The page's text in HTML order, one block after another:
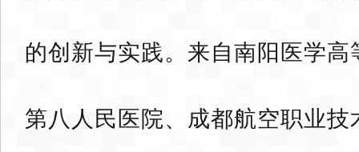
的创新与实践。来自南阳医学
第八人民医院、成都航空职业